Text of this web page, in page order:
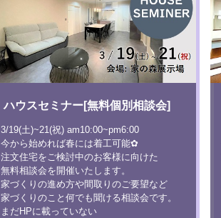
ハウスセミナー[無料個別相談会]
3/19(土)~21(祝) am10:00~pm6:00
今から始めれば春には着工可能✿
注文住宅をご検討中のお客様に向けた
無料相談会を開催いたします。
家づくりの進め方や間取りのご要望など
家づくりのこと何でも聞ける相談会です。
まだHPに載っていない